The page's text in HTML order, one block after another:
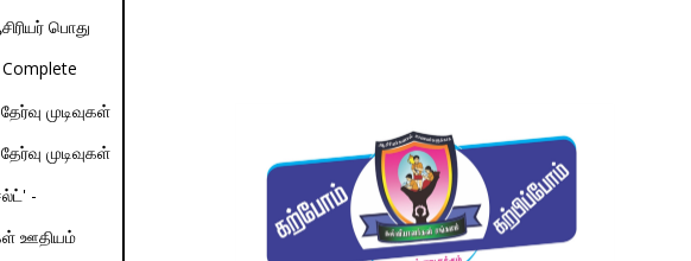
பொது
முடிவுகள்
முடிவுகள்
-
ஊதியம்